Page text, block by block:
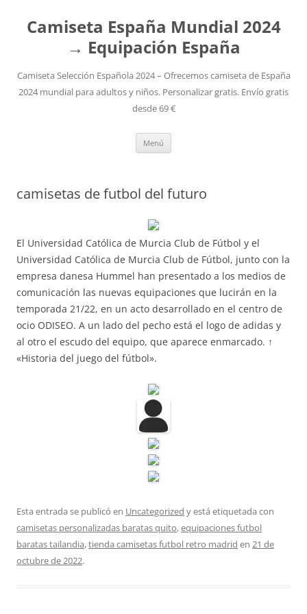
Camiseta España Mundial 2024
→ Equipación España
Camiseta Selección Española 2024 – Ofrecemos camiseta de España
2024 mundial para adultos y niños. Personalizar gratis. Envío gratis
desde 69 €
Menú
camisetas de futbol del futuro
El Universidad Católica de Murcia Club de Fútbol y el
Universidad Católica de Murcia Club de Fútbol, junto con la
empresa danesa Hummel han presentado a los medios de
comunicación las nuevas equipaciones que lucirán en la
temporada 21/22, en un acto desarrollado en el centro de
ocio ODISEO. A un lado del pecho está el logo de adidas y
al otro el escudo del equipo, que aparece enmarcado. ↑
«Historia del juego del fútbol».
Esta entrada se publicó en Uncategorized y está etiquetada con
camisetas personalizadas baratas quito,equipaciones futbol
baratas tailandia,tienda camisetas futbol retro madrid en 21 de
octubre de 2022.